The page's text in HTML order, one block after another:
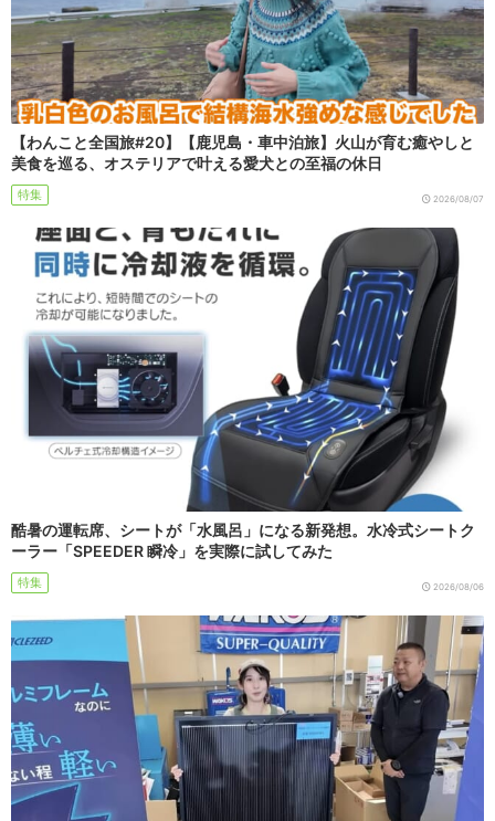
【わんこと全国旅#20】【鹿児島・車中泊旅】火山が育む癒やしと
美食を巡る、オステリアで叶える愛犬との至福の休日
特集 2026/08/07
酷暑の運転席、シートが「水風呂」になる新発想。水冷式シートク
ーラー「SPEEDER 瞬冷」を実際に試してみた
特集 2026/08/06